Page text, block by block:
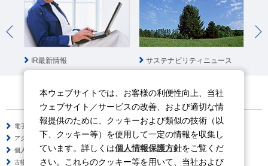
IR最新情報 サステナビリティニュース
電子公告
サイトのご利用について
アクセシビリティポリシー
情報セキュリティポリシー
個人情報保護方針
ソーシャルメディアポリシー
古物営業法に基づく表示
サイトの使い方
本ウェブサイトでは、お客様の利便性向上、当社
ウェブサイト／サービスの改善、および適切な情
報提供のために、クッキーおよび類似の技術（以
下、クッキー等）を使用して一定の情報を収集し
ています。詳しくは個人情報保護方針をご覧くだ
さい。これらのクッキー等を用いて、当社および